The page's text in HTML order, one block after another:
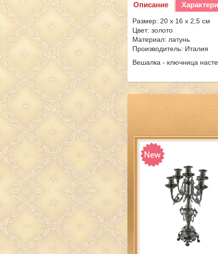
Описание
Размер: 20 х 16 х 2,5 см
Цвет: золото
Материал: латунь
Производитель: Италия
Вешалка - ключница